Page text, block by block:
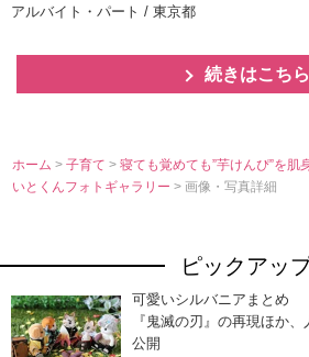
アルバイト・パート / 東京都
続きはこちら
ホーム >子育て>寝ても覚めても”芋けんぴ”を肌
いとくんフォトギャラリー> 画像・写真詳細
ピックアッ
可愛いシルバニアまとめ
『鬼滅の刃』の再現ほか
公開